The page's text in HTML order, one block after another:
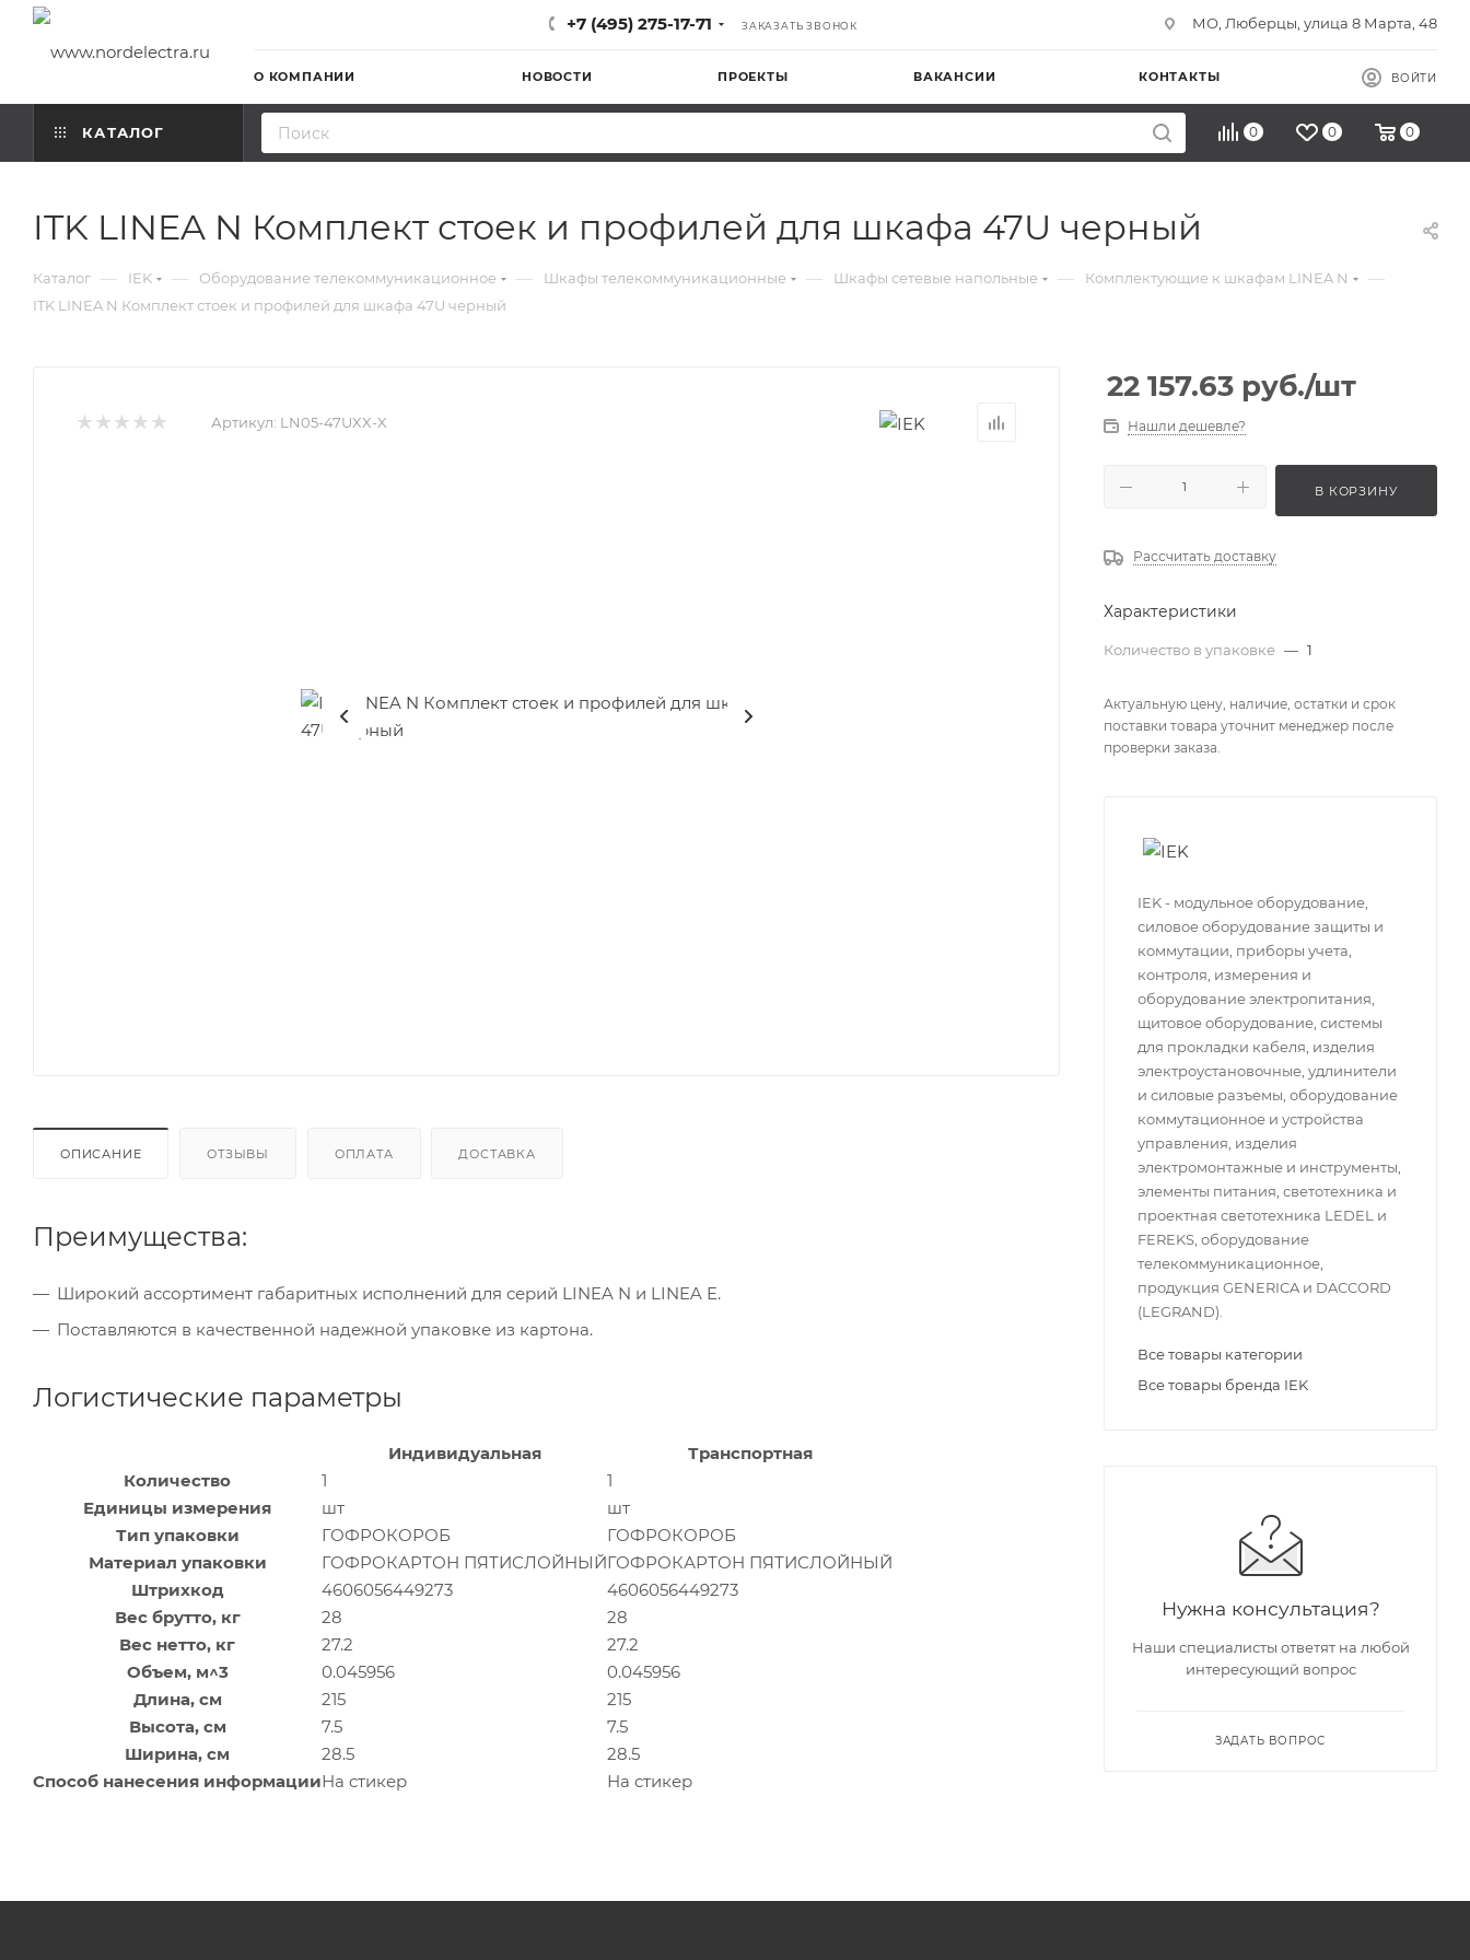
+7 (495) 275-17-71 ЗАКАЗАТЬ ЗВОНОК МО, Люберцы, улица 8 Марта, 48
О КОМПАНИИ НОВОСТИ ПРОЕКТЫ ВАКАНСИИ КОНТАКТЫ ВОЙТИ
КАТАЛОГ 0 0 0
ITK LINEA N Комплект стоек и профилей для шкафа 47U черный
Каталог — IEK — Оборудование телекоммуникационное — Шкафы телекоммуникационные — Шкафы сетевые напольные — Комплектующие к шкафам LINEA N —
ITK LINEA N Комплект стоек и профилей для шкафа 47U черный
Артикул: LN05-47UXX-X
ОПИСАНИЕ ОТЗЫВЫ ОПЛАТА ДОСТАВКА
Преимущества:
Широкий ассортимент габаритных исполнений для серий LINEA N и LINEA E.
Поставляются в качественной надежной упаковке из картона.
Логистические параметры
Индивидуальная
Транспортная
Количество
1
1
Единицы измерения
шт
шт
Тип упаковки
ГОФРОКОРОБ
ГОФРОКОРОБ
Материал упаковки
ГОФРОКАРТОН ПЯТИСЛОЙНЫЙГОФРОКАРТОН ПЯТИСЛОЙНЫЙ
Штрихкод
4606056449273
4606056449273
Вес брутто, кг
28
28
Вес нетто, кг
27.2
27.2
Объем, м^3
0.045956
0.045956
Длина, см
215
215
Высота, см
7.5
7.5
Ширина, см
28.5
28.5
Способ нанесения информацииНа стикер На стикер
22 157.63 руб./шт
Нашли дешевле?
В КОРЗИНУ
Рассчитать доставку
Характеристики
Количество в упаковке — 1
Актуальную цену, наличие, остатки и срок
поставки товара уточнит менеджер после
проверки заказа.
IEK - модульное оборудование,
силовое оборудование защиты и
коммутации, приборы учета,
контроля, измерения и
оборудование электропитания,
щитовое оборудование, системы
для прокладки кабеля, изделия
электроустановочные, удлинители
и силовые разъемы, оборудование
коммутационное и устройства
управления, изделия
электромонтажные и инструменты,
элементы питания, светотехника и
проектная светотехника LEDEL и
FEREKS, оборудование
телекоммуникационное,
продукция GENERICA и DACCORD
(LEGRAND).
Все товары категории
Все товары бренда IEK
Нужна консультация?
Наши специалисты ответят на любой
интересующий вопрос
ЗАДАТЬ ВОПРОС